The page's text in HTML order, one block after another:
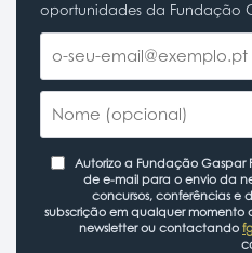
oportunidades da Fundação
Autorizo a Fundação Gaspar
de e-mail para o envio da
concursos, conferências e
subscrição em qualquer momento
newsletter ou contactando